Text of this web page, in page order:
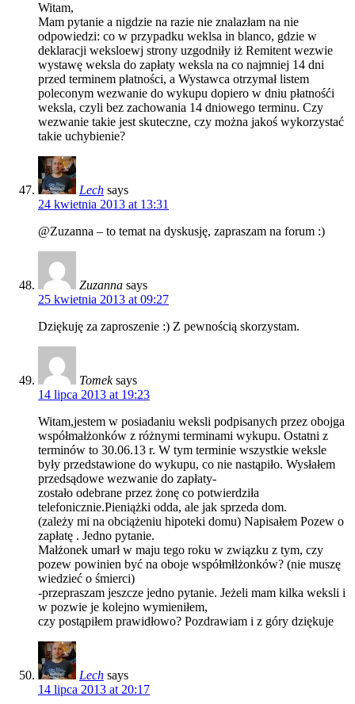
Witam,
Mam pytanie a nigdzie na razie nie znalazłam na nie
odpowiedzi: co w przypadku weklsa in blanco, gdzie w
deklaracji weksloewj strony uzgodniły iż Remitent wezwie
wystawę weksla do zapłaty weksla na co najmniej 14 dni
przed terminem płatności, a Wystawca otrzymał listem
poleconym wezwanie do wykupu dopiero w dniu płatnośći
weksla, czyli bez zachowania 14 dniowego terminu. Czy
wezwanie takie jest skuteczne, czy można jakoś wykorzystać
takie uchybienie?
Lech says
24 kwietnia 2013 at 13:31
@Zuzanna – to temat na dyskusję, zapraszam na forum :)
Zuzanna says
25 kwietnia 2013 at 09:27
Dziękuję za zaproszenie :) Z pewnością skorzystam.
Tomek says
14 lipca 2013 at 19:23
Witam,jestem w posiadaniu weksli podpisanych przez obojga
współmałżonków z różnymi terminami wykupu. Ostatni z
terminów to 30.06.13 r. W tym terminie wszystkie weksle
były przedstawione do wykupu, co nie nastąpiło. Wysłałem
przedsądowe wezwanie do zapłaty-
zostało odebrane przez żonę co potwierdziła
telefonicznie.Pieniążki odda, ale jak sprzeda dom.
(zależy mi na obciążeniu hipoteki domu) Napisałem Pozew o
zapłatę . Jedno pytanie.
Małżonek umarł w maju tego roku w związku z tym, czy
pozew powinien być na oboje współmłlżonków? (nie muszę
wiedzieć o śmierci)
-przepraszam jeszcze jedno pytanie. Jeżeli mam kilka weksli i
w pozwie je kolejno wymieniłem,
czy postąpiłem prawidłowo? Pozdrawiam i z góry dziękuje
Lech says
14 lipca 2013 at 20:17